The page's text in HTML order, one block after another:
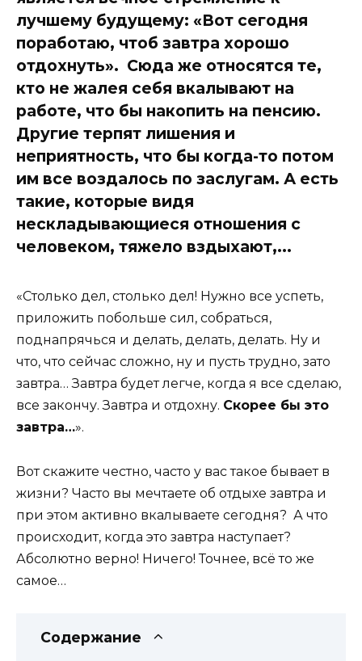
лучшему будущему: «Вот сегодня
поработаю, чтоб завтра хорошо
отдохнуть». Сюда же относятся те,
кто не жалея себя вкалывают на
работе, что бы накопить на пенсию.
Другие терпят лишения и
неприятность, что бы когда-то потом
им все воздалось по заслугам. А есть
такие, которые видя
нескладывающиеся отношения с
человеком, тяжело вздыхают,...
«Столько дел, столько дел! Нужно все успеть,
приложить побольше сил, собраться,
поднапрячься и делать, делать, делать. Ну и
что, что сейчас сложно, ну и пусть трудно, зато
завтра… Завтра будет легче, когда я все сделаю,
все закончу. Завтра и отдохну. Скорее бы это
завтра…».
Вот скажите честно, часто у вас такое бывает в
жизни? Часто вы мечтаете об отдыхе завтра и
при этом активно вкалываете сегодня? А что
происходит, когда это завтра наступает?
Абсолютно верно! Ничего! Точнее, всё то же
самое…
Содержание